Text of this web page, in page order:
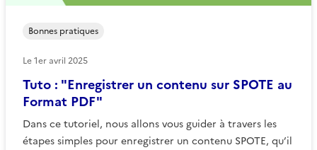
Tuto : "Enregistrer un contenu sur SPOTE au
Format PDF"
Dans ce tutoriel, nous allons vous guider à travers les
étapes simples pour enregistrer un contenu SPOTE, qu’il
Bonnes pratiques
Le1er avril 2025